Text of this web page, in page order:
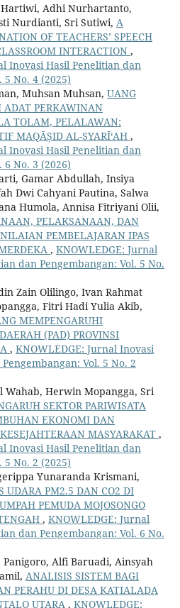
Adhi Nurhartanto,
Nurdianti, Sri Sutiwi, A
OF TEACHERS’ SPEECH
INTERACTION ,
Inovasi Hasil Penelitian dan
5 No. 4 (2025)
Muhsan Muhsan, UANG
PERKAWINAN
TOLAM, PELALAWAN:
MAQĀṢID AL-SYARĪ‘AH ,
Inovasi Hasil Penelitian dan
6 No. 3 (2026)
Gamar Abdullah, Insiya
Dwi Cahyani Pautina, Salwa
Humola, Annisa Fitriyani Olii,
PELAKSANAAN, DAN
PEMBELAJARAN IPAS
, KNOWLEDGE: Jurnal
dan Pengembangan: Vol. 5 No.
Zain Olilingo, Ivan Rahmat
Fitri Hadi Yulia Akib,
MEMPENGARUHI
(PAD) PROVINSI
, KNOWLEDGE: Jurnal Inovasi
Vol. 5 No. 2
Wahab, Herwin Mopangga, Sri
SEKTOR PARIWISATA
EKONOMI DAN
MASYARAKAT ,
Inovasi Hasil Penelitian dan
5 No. 2 (2025)
Yunaranda Krismani,
UDARA PM2.5 DAN CO2 DI
PEMUDA MOJOSONGO
, KNOWLEDGE: Jurnal
dan Pengembangan: Vol. 6 No.
Alfi Baruadi, Ainsyah
ANALISIS SISTEM BAGI
PERAHU DI DESA KATIALADA
UTARA , KNOWLEDGE: